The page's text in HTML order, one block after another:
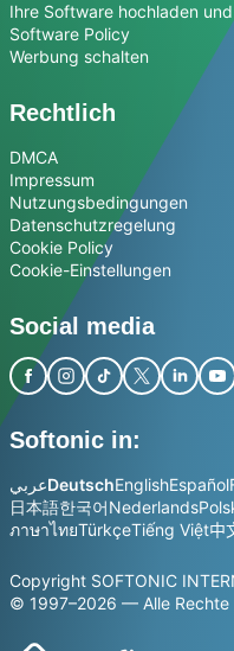
Ihre Software hochladen
Software Policy
Werbung schalten
Rechtlich
DMCA
Impressum
Nutzungsbedingungen
Datenschutzregelung
Cookie Policy
Cookie-Einstellungen
Social media
Softonic in:
عربيDeutschEnglishEspañol
日本語한국어Nederlands
ภาษาไทยTürkçeTiếng Việt中
Copyright SOFTONIC
© 1997–2026 — Alle Rechte